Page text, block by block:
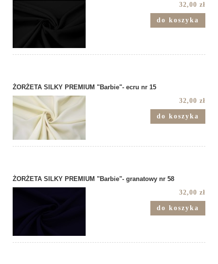
32,00 zł
do koszyka
ŻORŻETA SILKY PREMIUM "Barbie"- ecru nr 15
32,00 zł
do koszyka
ŻORŻETA SILKY PREMIUM "Barbie"- granatowy nr 58
32,00 zł
do koszyka